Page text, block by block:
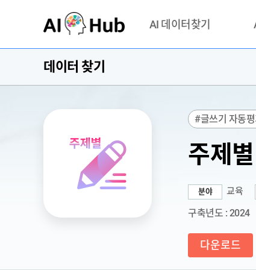
AI 데이터찾기
기관 제공 데이터
AI 허브 오픈 API
안
이
데이터 찾기
#글쓰기 자동
주제
분야 교육
구축년도 : 2024
다운로드